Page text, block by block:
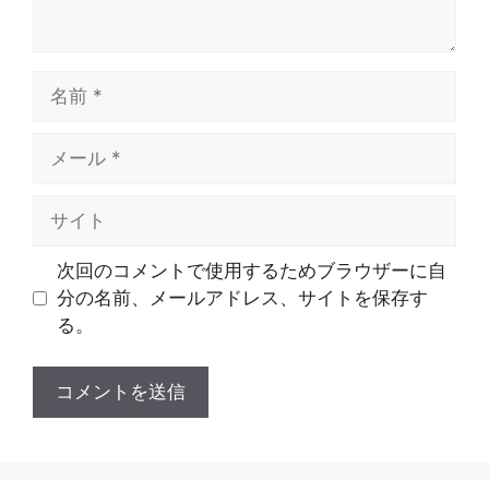
次回のコメントで使用するためブラウザーに自
分の名前、メールアドレス、サイトを保存す
る。